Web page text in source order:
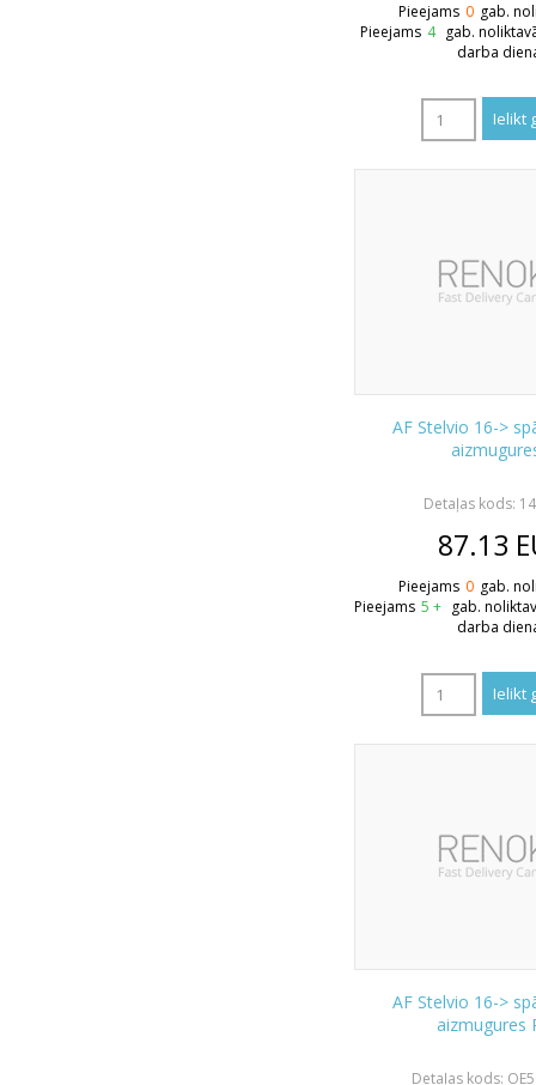
Pieejams 0 gab.
Pieejams 4 gab.
darba
AF Stelvio 16->
Detaļas kods:
87.13
Pieejams 0 gab.
Pieejams 5 + gab.
darba
AF Stelvio 16->
aizmugures
Detaļas kods: